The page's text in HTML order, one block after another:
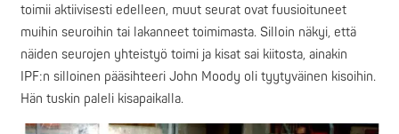
toimii aktiivisesti edelleen, muut seurat ovat fuusioituneet
muihin seuroihin tai lakanneet toimimasta. Silloin näkyi, että
näiden seurojen yhteistyö toimi ja kisat sai kiitosta, ainakin
IPF:n silloinen pääsihteeri John Moody oli tyytyväinen kisoihin.
Hän tuskin paleli kisapaikalla.